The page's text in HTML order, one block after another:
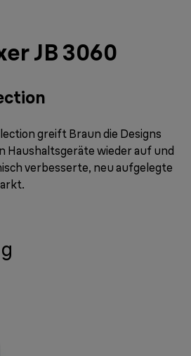
JB 3060
greift Braun die Designs
Haushaltsgeräte wieder auf und
verbesserte, neu aufgelegte